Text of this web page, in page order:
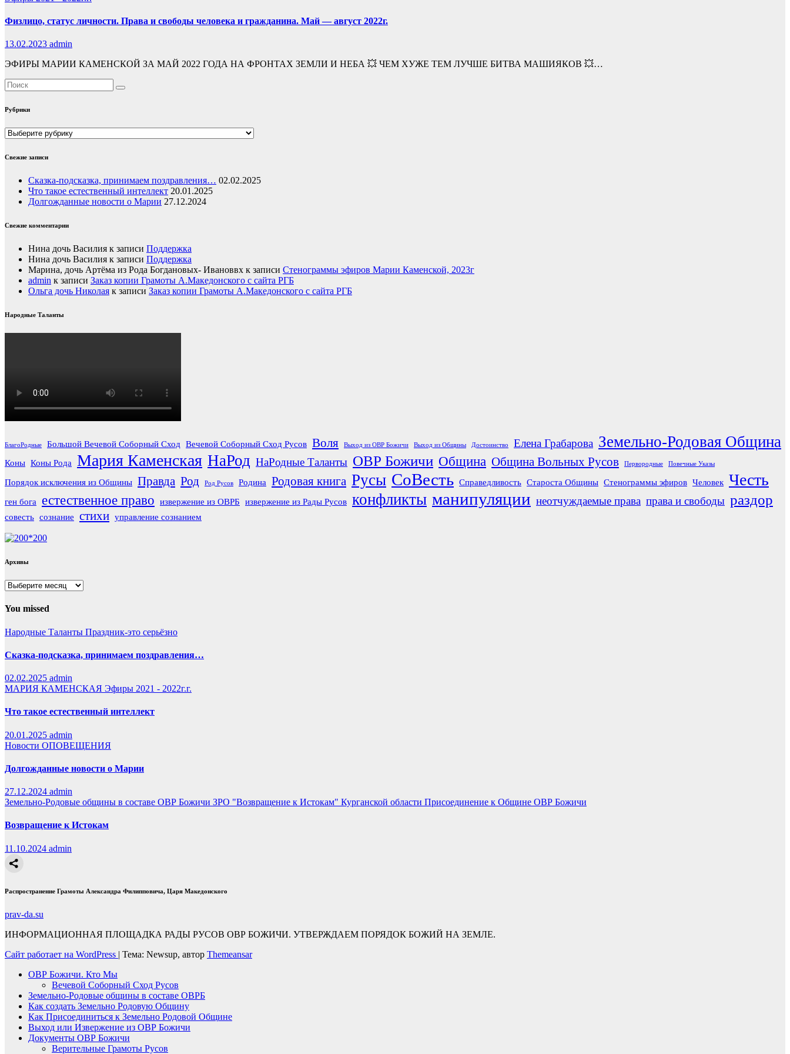
Физлицо, статус личности. Права и свободы человека и гражданина. Май — август 2022г.
13.02.2023 admin
ЭФИРЫ МАРИИ КАМЕНСКОЙ ЗА МАЙ 2022 ГОДА НА ФРОНТАХ ЗЕМЛИ И НЕБА 💥 ЧЕМ ХУЖЕ ТЕМ ЛУЧШЕ БИТВА МАШИЯКОВ 💥…
Рубрики
Рубрики
Свежие записи
Сказка-подсказка, принимаем поздравления… 02.02.2025
Что такое естественный интеллект 20.01.2025
Долгожданные новости о Марии 27.12.2024
Свежие комментарии
Нина дочь Василия к записи Поддержка
Нина дочь Василия к записи Поддержка
Марина, дочь Артёма из Рода Богдановых- Ивановвх к записи Стенограммы эфиров Марии Каменской, 2023г
admin к записи Заказ копии Грамоты А.Македонского с сайта РГБ
Ольга дочь Николая к записи Заказ копии Грамоты А.Македонского с сайта РГБ
Народные Таланты
БлагоРодные Большой Вечевой Соборный Сход Вечевой Соборный Сход Русов Воля Выход из ОВР Божичи Выход из Общины Достоинство Елена Грабарова Земельно-Родовая Община
Коны Коны Рода Мария Каменская НаРод НаРодные Таланты ОВР Божичи Община Община Вольных Русов Первородные Повечные Указы
Порядок исключения из Общины Правда Род Род Русов Родина Родовая книга Русы СоВесть Справедливость Староста Общины Стенограммы эфиров Человек Честь
ген бога естественное право извержение из ОВРБ извержение из Рады Русов конфликты манипуляции неотчуждаемые права права и свободы раздор
совесть сознание стихи управление сознанием
Архивы
Архивы
You missed
Народные Таланты Праздник-это серьёзно
Сказка-подсказка, принимаем поздравления…
02.02.2025 admin
МАРИЯ КАМЕНСКАЯ Эфиры 2021 - 2022г.г.
Что такое естественный интеллект
20.01.2025 admin
Новости ОПОВЕЩЕНИЯ
Долгожданные новости о Марии
27.12.2024 admin
Земельно-Родовые общины в составе ОВР Божичи ЗРО "Возвращение к Истокам" Курганской области Присоединение к Общине ОВР Божичи
Возвращение к Истокам
11.10.2024 admin
Распространение Грамоты Александра Филипповича, Царя Македонского
prav-da.su
ИНФОРМАЦИОННАЯ ПЛОЩАДКА РАДЫ РУСОВ ОВР БОЖИЧИ. УТВЕРЖДАЕМ ПОРЯДОК БОЖИЙ НА ЗЕМЛЕ.
Сайт работает на WordPress | Тема: Newsup, автор Themeansar
ОВР Божичи. Кто Мы
Вечевой Соборный Сход Русов
Земельно-Родовые общины в составе ОВРБ
Как создать Земельно Родовую Общину
Как Присоединиться к Земельно Родовой Общине
Выход или Извержение из ОВР Божичи
Документы ОВР Божичи
Верительные Грамоты Русов